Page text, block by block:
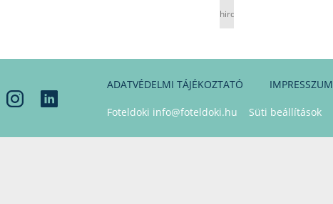
hirdetés
ADATVÉDELMI TÁJÉKOZTATÓ IMPRESSZUM
Foteldoki info@foteldoki.hu Süti beállítások